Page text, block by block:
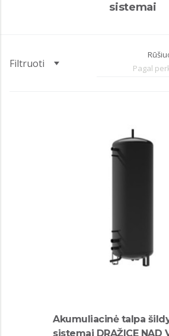
sistemai
Filtruoti
Pagal
Akumuliacinė talpa
sistemai DRAŽICE NAD